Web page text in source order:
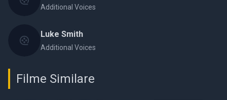
Additional Voices
Luke Smith
Additional Voices
Filme Similare